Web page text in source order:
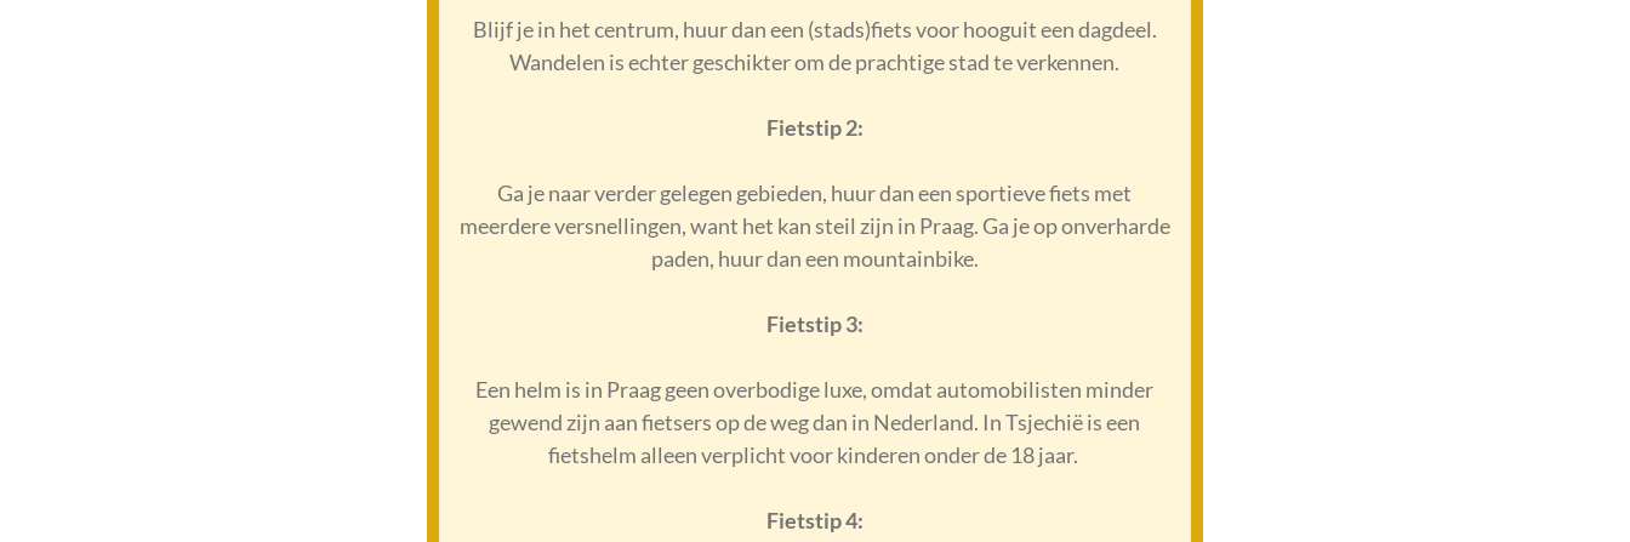
Blijf je in het centrum, huur dan een (stads)fiets voor hooguit een dagdeel.
Wandelen is echter geschikter om de prachtige stad te verkennen.
Fietstip 2:
Ga je naar verder gelegen gebieden, huur dan een sportieve fiets met
meerdere versnellingen, want het kan steil zijn in Praag. Ga je op onverharde
paden, huur dan een mountainbike.
Fietstip 3:
Een helm is in Praag geen overbodige luxe, omdat automobilisten minder
gewend zijn aan fietsers op de weg dan in Nederland. In Tsjechië is een
fietshelm alleen verplicht voor kinderen onder de 18 jaar.
Fietstip 4: